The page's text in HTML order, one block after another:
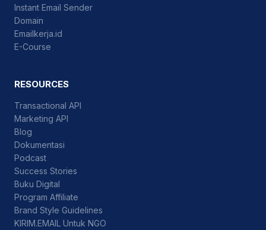
Instant Email Sender
Domain
Emailkerja.id
E-Course
RESOURCES
Transactional API
Marketing API
Blog
Dokumentasi
Podcast
Success Stories
Buku Digital
Program Affiliate
Brand Style Guidelines
KIRIM.EMAIL Untuk NGO